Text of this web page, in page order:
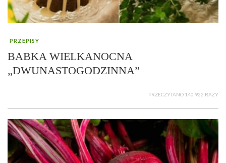
PRZEPISY
BABKA WIELKANOCNA
„DWUNASTOGODZINNA”
PRZECZYTANO 140 922 RAZY